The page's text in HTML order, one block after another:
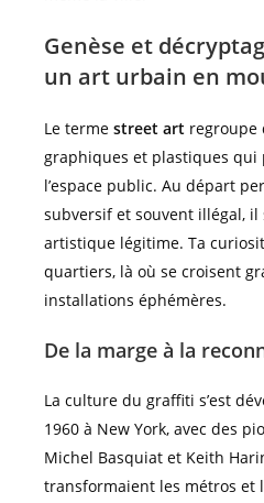
Genèse et
un art urbain en
Le terme street art regroupe
graphiques et plastiques qui
l’espace public. Au départ
subversif et souvent illégal, il
artistique légitime. Ta
quartiers, là où se croisent
installations éphémères.
De la marge à la
La culture du graffiti s’est
1960 à New York, avec des
Michel Basquiat et Keith
transformaient les métros et